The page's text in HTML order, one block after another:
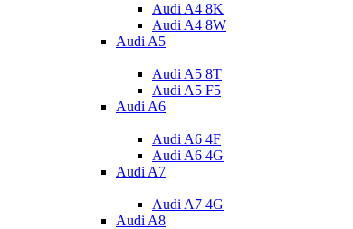
Audi A4 8K
Audi A4 8W
Audi A5
Audi A5 8T
Audi A5 F5
Audi A6
Audi A6 4F
Audi A6 4G
Audi A7
Audi A7 4G
Audi A8